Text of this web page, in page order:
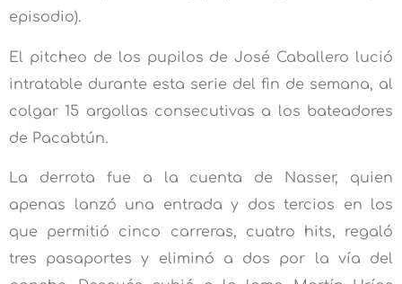
episodio).
El pitcheo de los pupilos de José Caballero lució
intratable durante esta serie del fin de semana, al
colgar 15 argollas consecutivas a los bateadores
de Pacabtún.
La derrota fue a la cuenta de Nasser, quien
apenas lanzó una entrada y dos tercios en los
que permitió cinco carreras, cuatro hits, regaló
tres pasaportes y eliminó a dos por la vía del